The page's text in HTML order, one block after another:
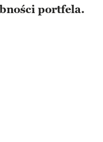
portfela.